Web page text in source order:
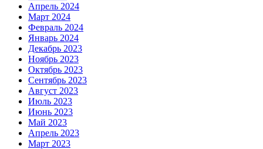
Апрель 2024
Март 2024
Февраль 2024
Январь 2024
Декабрь 2023
Ноябрь 2023
Октябрь 2023
Сентябрь 2023
Август 2023
Июль 2023
Июнь 2023
Май 2023
Апрель 2023
Март 2023